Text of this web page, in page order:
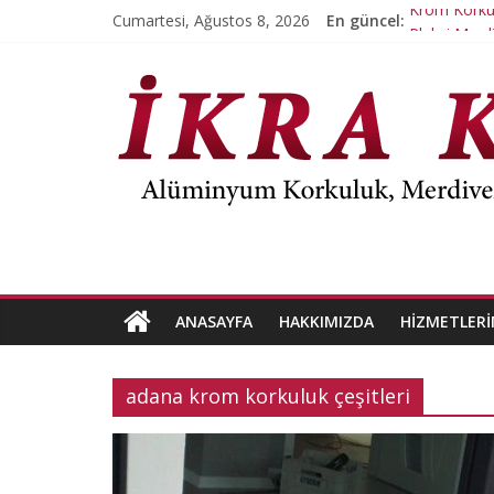
Cumartesi, Ağustos 8, 2026 En güncel: Krom
Paslanmaz
K
R
K
r
o
ANASAYFA HAKKIMIZDA
adana krom korkuluk çeşitleri